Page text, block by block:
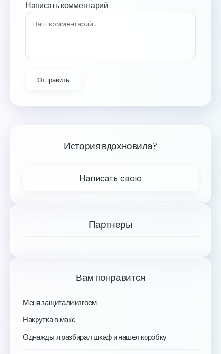
Написать комментарий
Отправить
История вдохновила?
Написать свою
Партнеры
Вам понравится
Меня защитали изгоем
Накрутка в макс
Однажды я разбирал шкаф и нашел коробку